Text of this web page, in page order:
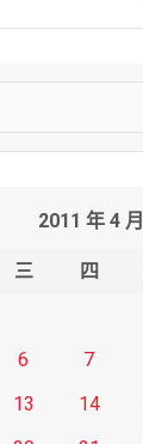
2011 年 4 月
三 四
6 7
13 14